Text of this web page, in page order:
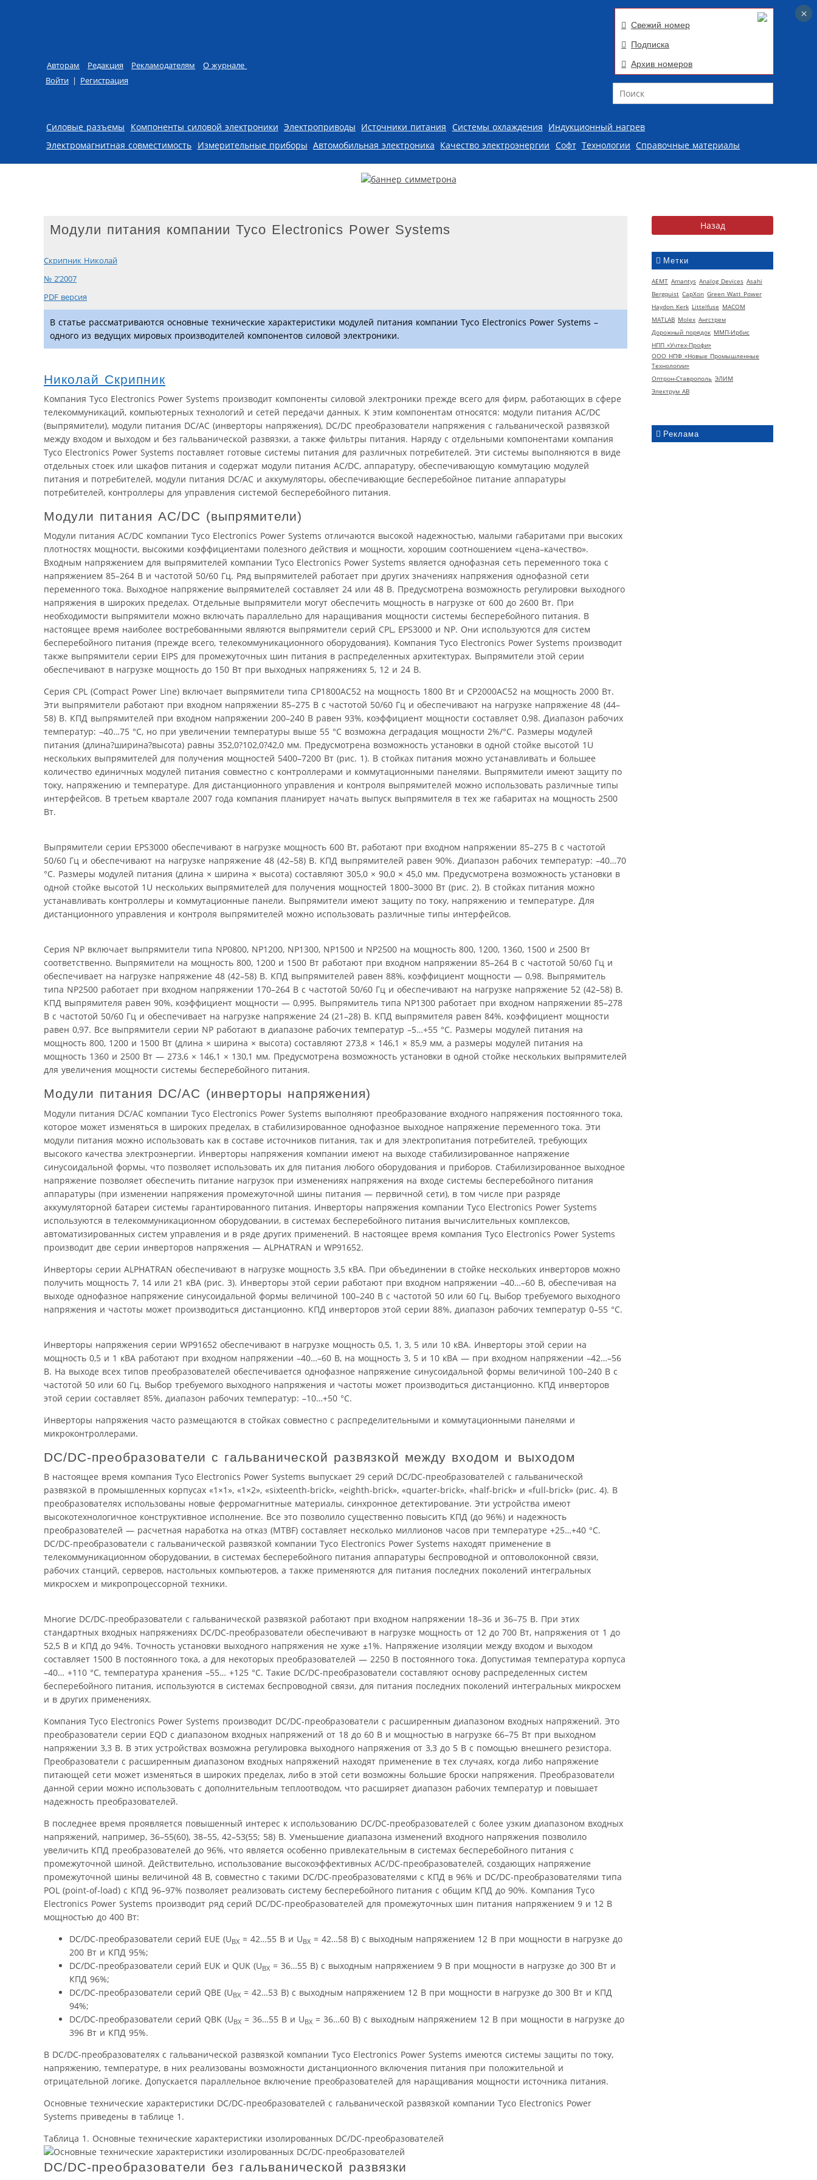
Авторам Редакция Рекламодателям
О журнале
Войти | Регистрация
Свежий номер
Подписка
Архив номеров
Поиск
Skip to content
Силовые разъемы Компоненты силовой электроники Электроприводы Источники питания Системы охлаждения Индукционный нагрев
Электромагнитная совместимость Измерительные приборы Автомобильная электроника Качество электроэнергии Софт Технологии Справочные материалы
Метки
AEMT Amantys Analog Devices Asahi
Bergquist CapXon Green Watt Power
Haydon Kerk Littelfuse MACOM
MATLAB Molex Ангстрем
Дорожный порядок ММП-Ирбис
НПП «Учтех-Профи»
ООО НПФ «Новые Промышленные
Технологии»
Оптрон-Ставрополь ЭЛИМ
Электрум АВ
Реклама
Модули питания компании Tyco Electronics Power Systems
Скрипник Николай
№ 2’2007
PDF версия
В статье рассматриваются основные технические характеристики модулей питания компании Tyco Electronics Power Systems –
одного из ведущих мировых производителей компонентов силовой электроники.
Николай Скрипник
Компания Tyco Electronics Power Systems производит компоненты силовой электроники прежде всего для фирм, работающих в сфере
телекоммуникаций, компьютерных технологий и сетей передачи данных. К этим компонентам относятся: модули питания AC/DC
(выпрямители), модули питания DC/AC (инверторы напряжения), DC/DC преобразователи напряжения с гальванической развязкой
между входом и выходом и без гальванической развязки, а также фильтры питания. Наряду с отдельными компонентами компания
Tyco Electronics Power Systems поставляет готовые системы питания для различных потребителей. Эти системы выполняются в виде
отдельных стоек или шкафов питания и содержат модули питания AC/DC, аппаратуру, обеспечивающую коммутацию модулей
питания и потребителей, модули питания DC/AC и аккумуляторы, обеспечивающие бесперебойное питание аппаратуры
потребителей, контроллеры для управления системой бесперебойного питания.
Модули питания AC/DC (выпрямители)
Модули питания AC/DC компании Tyco Electronics Power Systems отличаются высокой надежностью, малыми габаритами при высоких
плотностях мощности, высокими коэффициентами полезного действия и мощности, хорошим соотношением «цена–качество».
Входным напряжением для выпрямителей компании Tyco Electronics Power Systems является однофазная сеть переменного тока с
напряжением 85–264 В и частотой 50/60 Гц. Ряд выпрямителей работает при других значениях напряжения однофазной сети
переменного тока. Выходное напряжение выпрямителей составляет 24 или 48 В. Предусмотрена возможность регулировки выходного
напряжения в широких пределах. Отдельные выпрямители могут обеспечить мощность в нагрузке от 600 до 2600 Вт. При
необходимости выпрямители можно включать параллельно для наращивания мощности системы бесперебойного питания. В
настоящее время наиболее востребованными являются выпрямители серий CPL, EPS3000 и NP. Они используются для систем
бесперебойного питания (прежде всего, телекоммуникационного оборудования). Компания Tyco Electronics Power Systems производит
также выпрямители серии EIPS для промежуточных шин питания в распределенных архитектурах. Выпрямители этой серии
обеспечивают в нагрузке мощность до 150 Вт при выходных напряжениях 5, 12 и 24 В.
Серия CPL (Compact Power Line) включает выпрямители типа CP1800AC52 на мощность 1800 Вт и CP2000AC52 на мощность 2000 Вт.
Эти выпрямители работают при входном напряжении 85–275 В с частотой 50/60 Гц и обеспечивают на нагрузке напряжение 48 (44–
58) В. КПД выпрямителей при входном напряжении 200–240 В равен 93%, коэффициент мощности составляет 0,98. Диапазон рабочих
температур: –40…75 °С, но при увеличении температуры выше 55 °С возможна деградация мощности 2%/°С. Размеры модулей
питания (длина?ширина?высота) равны 352,0?102,0?42,0 мм. Предусмотрена возможность установки в одной стойке высотой 1U
нескольких выпрямителей для получения мощностей 5400–7200 Вт (рис. 1). В стойках питания можно устанавливать и большее
количество единичных модулей питания совместно с контроллерами и коммутационными панелями. Выпрямители имеют защиту по
току, напряжению и температуре. Для дистанционного управления и контроля выпрямителей можно использовать различные типы
интерфейсов. В третьем квартале 2007 года компания планирует начать выпуск выпрямителя в тех же габаритах на мощность 2500
Вт.
Выпрямители серии EPS3000 обеспечивают в нагрузке мощность 600 Вт, работают при входном напряжении 85–275 В с частотой
50/60 Гц и обеспечивают на нагрузке напряжение 48 (42–58) В. КПД выпрямителей равен 90%. Диапазон рабочих температур: –40…70
°С. Размеры модулей питания (длина × ширина × высота) составляют 305,0 × 90,0 × 45,0 мм. Предусмотрена возможность установки в
одной стойке высотой 1U нескольких выпрямителей для получения мощностей 1800–3000 Вт (рис. 2). В стойках питания можно
устанавливать контроллеры и коммутационные панели. Выпрямители имеют защиту по току, напряжению и температуре. Для
дистанционного управления и контроля выпрямителей можно использовать различные типы интерфейсов.
Серия NP включает выпрямители типа NP0800, NP1200, NP1300, NP1500 и NP2500 на мощность 800, 1200, 1360, 1500 и 2500 Вт
соответственно. Выпрямители на мощность 800, 1200 и 1500 Вт работают при входном напряжении 85–264 В с частотой 50/60 Гц и
обеспечивает на нагрузке напряжение 48 (42–58) В. КПД выпрямителей равен 88%, коэффициент мощности — 0,98. Выпрямитель
типа NP2500 работает при входном напряжении 170–264 В с частотой 50/60 Гц и обеспечивают на нагрузке напряжение 52 (42–58) В.
КПД выпрямителя равен 90%, коэффициент мощности — 0,995. Выпрямитель типа NP1300 работает при входном напряжении 85–278
В с частотой 50/60 Гц и обеспечивает на нагрузке напряжение 24 (21–28) В. КПД выпрямителя равен 84%, коэффициент мощности
равен 0,97. Все выпрямители серии NP работают в диапазоне рабочих температур –5…+55 °С. Размеры модулей питания на
мощность 800, 1200 и 1500 Вт (длина × ширина × высота) составляют 273,8 × 146,1 × 85,9 мм, а размеры модулей питания на
мощность 1360 и 2500 Вт — 273,6 × 146,1 × 130,1 мм. Предусмотрена возможность установки в одной стойке нескольких выпрямителей
для увеличения мощности системы бесперебойного питания.
Модули питания DC/AC (инверторы напряжения)
Модули питания DC/АC компании Tyco Electronics Power Systems выполняют преобразование входного напряжения постоянного тока,
которое может изменяться в широких пределах, в стабилизированное однофазное выходное напряжение переменного тока. Эти
модули питания можно использовать как в составе источников питания, так и для электропитания потребителей, требующих
высокого качества электроэнергии. Инверторы напряжения компании имеют на выходе стабилизированное напряжение
синусоидальной формы, что позволяет использовать их для питания любого оборудования и приборов. Стабилизированное выходное
напряжение позволяет обеспечить питание нагрузок при изменениях напряжения на входе системы бесперебойного питания
аппаратуры (при изменении напряжения промежуточной шины питания — первичной сети), в том числе при разряде
аккумуляторной батареи системы гарантированного питания. Инверторы напряжения компании Tyco Electronics Power Systems
используются в телекоммуникационном оборудовании, в системах бесперебойного питания вычислительных комплексов,
автоматизированных систем управления и в ряде других применений. В настоящее время компания Tyco Electronics Power Systems
производит две серии инверторов напряжения — ALPHATRAN и WP91652.
Инверторы серии ALPHATRAN обеспечивают в нагрузке мощность 3,5 кВА. При объединении в стойке нескольких инверторов можно
получить мощность 7, 14 или 21 кВА (рис. 3). Инверторы этой серии работают при входном напряжении –40…–60 В, обеспечивая на
выходе однофазное напряжение синусоидальной формы величиной 100–240 В с частотой 50 или 60 Гц. Выбор требуемого выходного
напряжения и частоты может производиться дистанционно. КПД инверторов этой серии 88%, диапазон рабочих температур 0–55 °С.
Инверторы напряжения серии WP91652 обеспечивают в нагрузке мощность 0,5, 1, 3, 5 или 10 кВА. Инверторы этой серии на
мощность 0,5 и 1 кВА работают при входном напряжении –40…–60 В, на мощность 3, 5 и 10 кВА — при входном напряжении –42…–56
В. На выходе всех типов преобразователей обеспечивается однофазное напряжение синусоидальной формы величиной 100–240 В с
частотой 50 или 60 Гц. Выбор требуемого выходного напряжения и частоты может производиться дистанционно. КПД инверторов
этой серии составляет 85%, диапазон рабочих температур: –10…+50 °С.
Инверторы напряжения часто размещаются в стойках совместно с распределительными и коммутационными панелями и
микроконтроллерами.
DC/DC-преобразователи с гальванической развязкой между входом и выходом
В настоящее время компания Tyco Electronics Power Systems выпускает 29 серий DC/DC-преобразователей с гальванической
развязкой в промышленных корпусах «1×1», «1×2», «sixteenth-brick», «eighth-brick», «quarter-brick», «half-brick» и «full-brick» (рис. 4). В
преобразователях использованы новые ферромагнитные материалы, синхронное детектирование. Эти устройства имеют
высокотехнологичное конструктивное исполнение. Все это позволило существенно повысить КПД (до 96%) и надежность
преобразователей — расчетная наработка на отказ (MTBF) составляет несколько миллионов часов при температуре +25…+40 °С.
DC/DC-преобразователи с гальванической развязкой компании Tyco Electronics Power Systems находят применение в
телекоммуникационном оборудовании, в системах бесперебойного питания аппаратуры беспроводной и оптоволоконной связи,
рабочих станций, серверов, настольных компьютеров, а также применяются для питания последних поколений интегральных
микросхем и микропроцессорной техники.
Многие DC/DC-преобразователи с гальванической развязкой работают при входном напряжении 18–36 и 36–75 В. При этих
стандартных входных напряжениях DC/DC-преобразователи обеспечивают в нагрузке мощность от 12 до 700 Вт, напряжения от 1 до
52,5 В и КПД до 94%. Точность установки выходного напряжения не хуже ±1%. Напряжение изоляции между входом и выходом
составляет 1500 В постоянного тока, а для некоторых преобразователей — 2250 В постоянного тока. Допустимая температура корпуса
–40… +110 °С, температура хранения –55… +125 °С. Такие DC/DC-преобразователи составляют основу распределенных систем
бесперебойного питания, используются в системах беспроводной связи, для питания последних поколений интегральных микросхем
и в других применениях.
Компания Tyco Electronics Power Systems производит DC/DC-преобразователи с расширенным диапазоном входных напряжений. Это
преобразователи серии EQD c диапазоном входных напряжений от 18 до 60 В и мощностью в нагрузке 66–75 Вт при выходном
напряжении 3,3 В. В этих устройствах возможна регулировка выходного напряжения от 3,3 до 5 В с помощью внешнего резистора.
Преобразователи с расширенным диапазоном входных напряжений находят применение в тех случаях, когда либо напряжение
питающей сети может изменяться в широких пределах, либо в этой сети возможны большие броски напряжения. Преобразователи
данной серии можно использовать с дополнительным теплоотводом, что расширяет диапазон рабочих температур и повышает
надежность преобразователей.
В последнее время проявляется повышенный интерес к использованию DC/DC-преобразователей с более узким диапазоном входных
напряжений, например, 36–55(60), 38–55, 42–53(55; 58) B. Уменьшение диапазона изменений входного напряжения позволило
увеличить КПД преобразователей до 96%, что является особенно привлекательным в системах бесперебойного питания с
промежуточной шиной. Действительно, использование высокоэффективных AC/DC-преобразователей, создающих напряжение
промежуточной шины величиной 48 В, совместно с такими DC/DC-преобразователями с КПД в 96% и DC/DC-преобразователями типа
POL (point-of-load) с КПД 96–97% позволяет реализовать систему бесперебойного питания с общим КПД до 90%. Компания Tyco
Electronics Power Systems производит ряд серий DC/DC-преобразователей для промежуточных шин питания напряжением 9 и 12 В
мощностью до 400 Вт:
DC/DC-преобразователи серий EUE (UВХ = 42…55 В и UВХ = 42…58 В) с выходным напряжением 12 В при мощности в нагрузке до
200 Вт и КПД 95%;
DC/DC-преобразователи серий EUК и QUK (UВХ = 36…55 В) с выходным напряжением 9 В при мощности в нагрузке до 300 Вт и
КПД 96%;
DC/DC-преобразователи серий QBE (UВХ = 42…53 В) с выходным напряжением 12 В при мощности в нагрузке до 300 Вт и КПД
94%;
DC/DC-преобразователи серий QBK (UВХ = 36…55 В и UВХ = 36…60 В) с выходным напряжением 12 В при мощности в нагрузке до
396 Вт и КПД 95%.
В DC/DC-преобразователях с гальванической развязкой компании Tyco Electronics Power Systems имеются системы защиты по току,
напряжению, температуре, в них реализованы возможности дистанционного включения питания при положительной и
отрицательной логике. Допускается параллельное включение преобразователей для наращивания мощности источника питания.
Основные технические характеристики DC/DC-преобразователей с гальванической развязкой компании Tyco Electronics Power
Systems приведены в таблице 1.
Таблица 1. Основные технические характеристики изолированных DC/DC-преобразователей
DC/DC-преобразователи без гальванической развязки
×
×